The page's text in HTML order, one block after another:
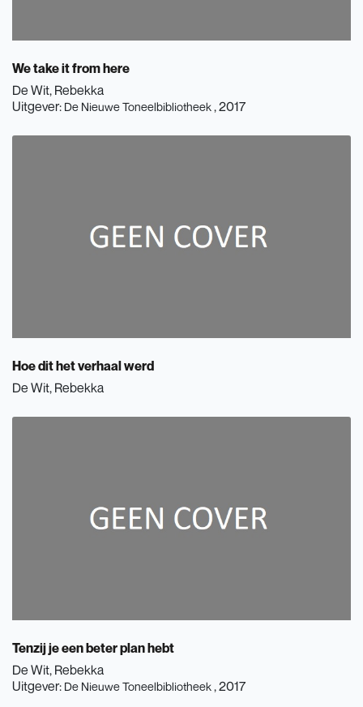
We take it from here
De Wit, Rebekka
Uitgever: De Nieuwe Toneelbibliotheek , 2017
Hoe dit het verhaal werd
De Wit, Rebekka
Tenzij je een beter plan hebt
De Wit, Rebekka
Uitgever: De Nieuwe Toneelbibliotheek, 2017